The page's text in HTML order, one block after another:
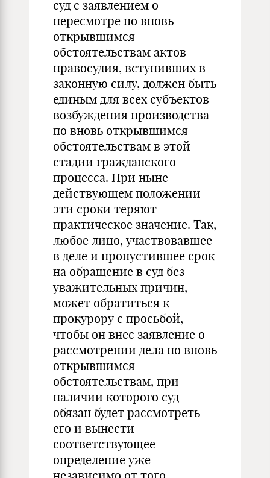
суд с заявлением о
пересмотре по вновь
открывшимся
обстоятельствам актов
правосудия, вступивших в
законную силу, должен быть
единым для всех субъектов
возбуждения производства
по вновь открывшимся
обстоятельствам в этой
стадии гражданского
процесса. При ныне
действующем положении
эти сроки теряют
практическое значение. Так,
любое лицо, участвовавшее
в деле и пропустившее срок
на обращение в суд без
уважительных причин,
может обратиться к
прокурору с просьбой,
чтобы он внес заявление о
рассмотрении дела по вновь
открывшимся
обстоятельствам, при
наличии которого суд
обязан будет рассмотреть
его и вынести
соответствующее
определение уже